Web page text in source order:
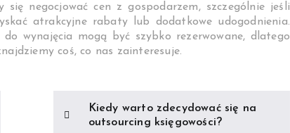
negocjować cen z gospodarzem, szczególnie jeśli
atrakcyjne rabaty lub dodatkowe udogodnienia.
wynajęcia mogą być szybko rezerwowane, dlatego
coś, co nas zainteresuje.
Kiedy warto zdecydować się na
outsourcing księgowości?